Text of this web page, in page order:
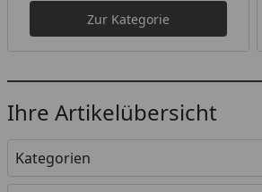
Zur Kategorie
Ihre Artikelübersicht
Kategorien